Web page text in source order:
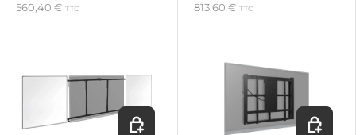
560,40 € TTC 813,60 € TTC
Ajouter au panier Ajouter